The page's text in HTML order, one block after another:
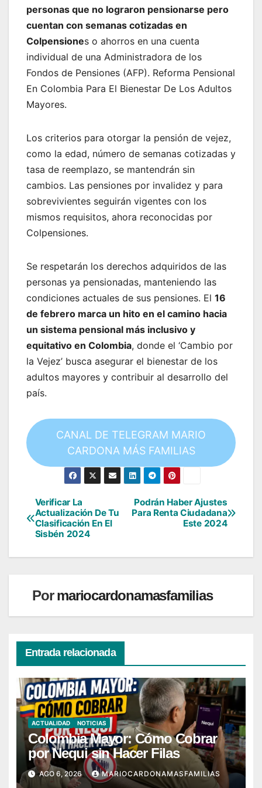
personas que no lograron pensionarse pero
cuentan con semanas cotizadas en
Colpensiones o ahorros en una cuenta
individual de una Administradora de los
Fondos de Pensiones (AFP). Reforma Pensional
En Colombia Para El Bienestar De Los Adultos
Mayores.
Los criterios para otorgar la pensión de vejez,
como la edad, número de semanas cotizadas y
tasa de reemplazo, se mantendrán sin
cambios. Las pensiones por invalidez y para
sobrevivientes seguirán vigentes con los
mismos requisitos, ahora reconocidas por
Colpensiones.
Se respetarán los derechos adquiridos de las
personas ya pensionadas, manteniendo las
condiciones actuales de sus pensiones. El 16
de febrero marca un hito en el camino hacia
un sistema pensional más inclusivo y
equitativo en Colombia, donde el ‘Cambio por
la Vejez’ busca asegurar el bienestar de los
adultos mayores y contribuir al desarrollo del
país.
CANAL DE TELEGRAM MARIO
CARDONA MÁS FAMILIAS
Navegación
de
entradas
Podrán Haber Ajustes
Para Renta Ciudadana
Este 2024
Verificar La
Actualización De Tu
Clasificación En El
Sisbén 2024
Pormariocardonamasfamilias
Entrada relacionada
ACTUALIDAD NOTICIAS
Colombia Mayor: Cómo Cobrar
por Nequi sin Hacer Filas
AGO 6, 2026 MARIOCARDONAMASFAMILIAS